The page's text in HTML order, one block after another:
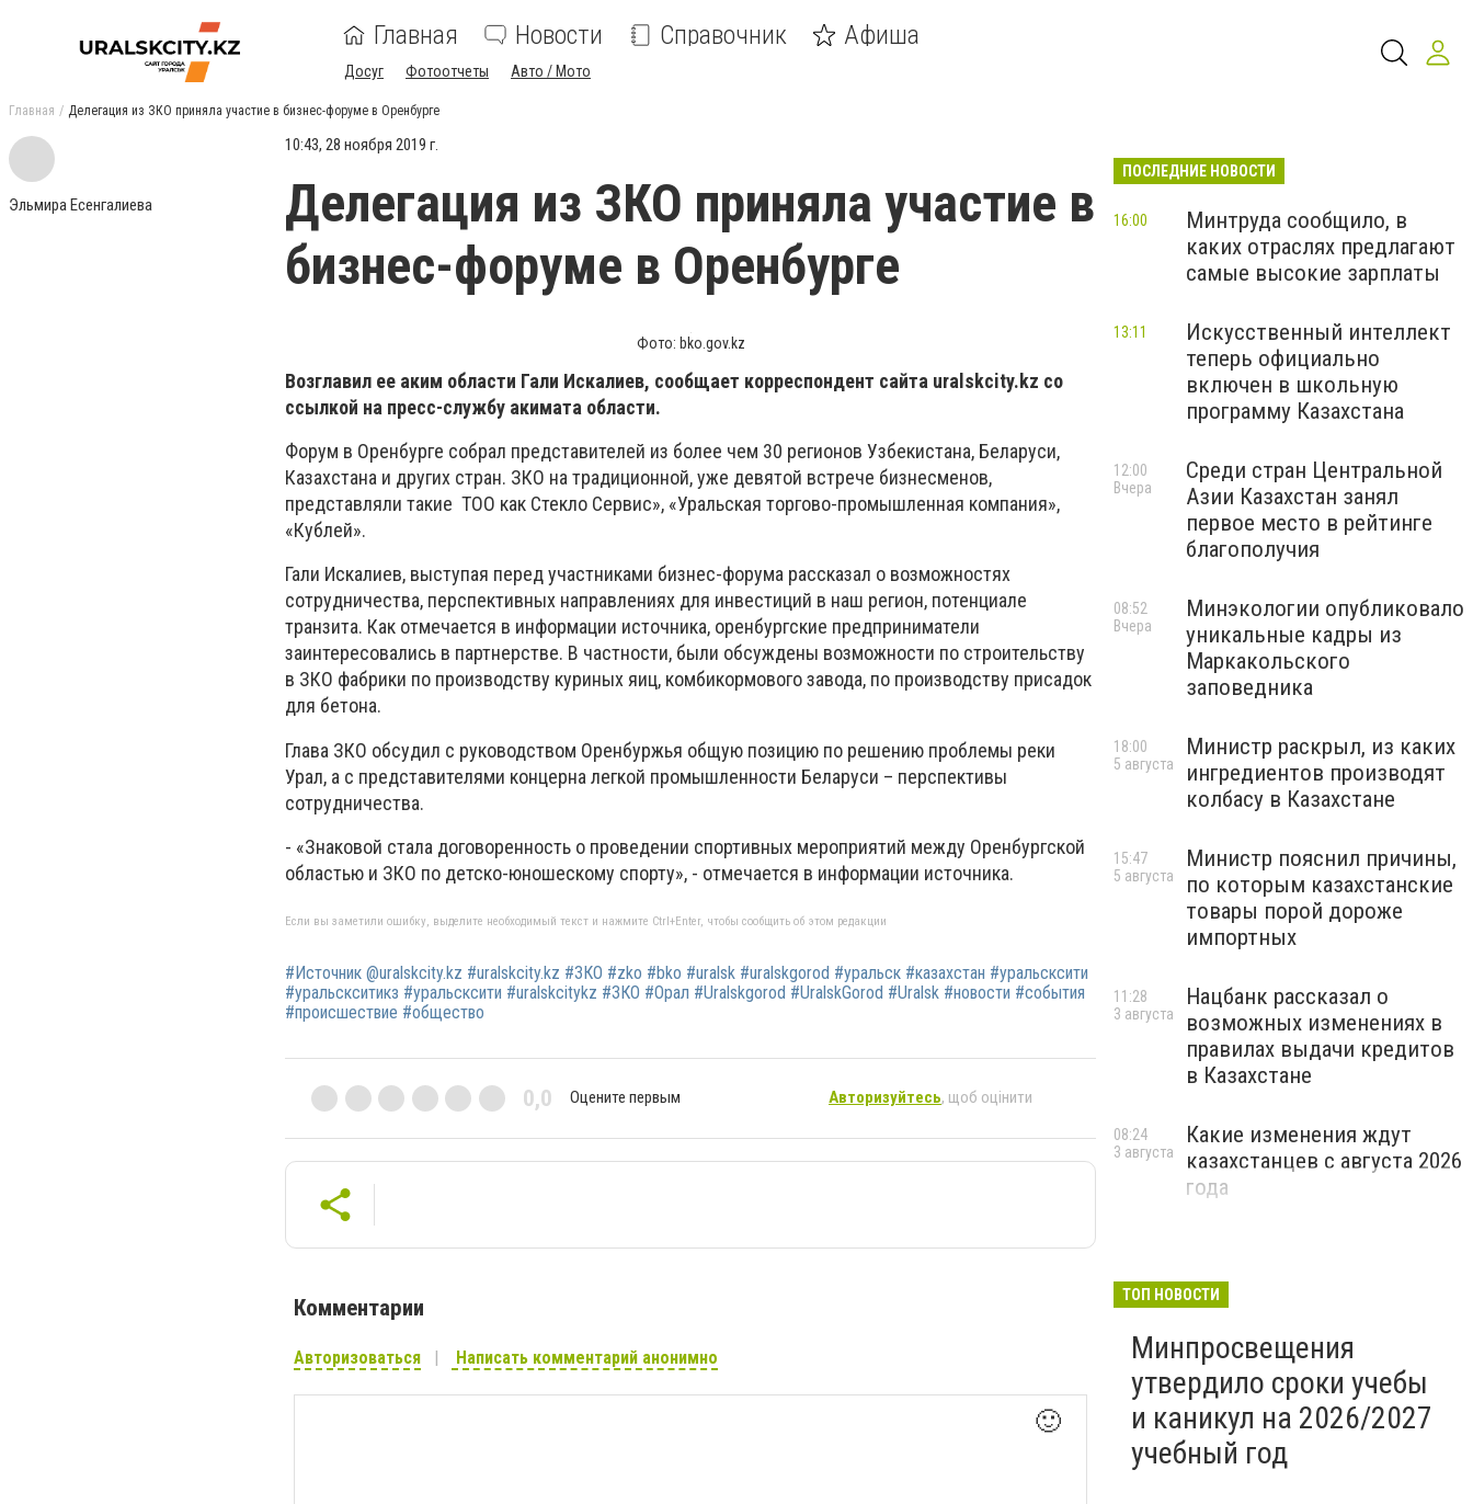
Главная Новости Справочник Афиша
Досуг Фотоотчеты Авто / Мото
Главная Делегация из ЗКО приняла участие в​ бизнес-форуме в Оренбурге
Эльмира Есенгалиева
10:43, 28 ноября 2019 г.
Делегация из ЗКО приняла участие в​
бизнес-форуме в Оренбурге
Фото: bko.gov.kz
Возглавил ее аким области Гали Искалиев, сообщает корреспондент сайта uralskcity.kz со
ссылкой на пресс-службу акимата области.
Форум в Оренбурге собрал представителей из более чем 30 регионов Узбекистана, Беларуси,
Казахстана и других стран. ЗКО на традиционной, уже девятой встрече бизнесменов,
представляли такие ​ ТОО как Стекло Сервис», «Уральская торгово-промышленная компания»,
«Кублей».
Гали Искалиев, выступая перед участниками бизнес-форума рассказал о возможностях
сотрудничества, перспективных направлениях для инвестиций в наш регион, потенциале
транзита. Как отмечается в информации источника, оренбургские предприниматели
заинтересовались в партнерстве. В частности, были обсуждены возможности по строительству
в ЗКО фабрики по производству куриных яиц, комбикормового завода, по производству присадок
для бетона.
Глава ЗКО обсудил с руководством Оренбуржья общую позицию по решению проблемы реки
Урал, а с представителями концерна легкой промышленности Беларуси – перспективы
сотрудничества.
- «Знаковой стала договоренность о проведении спортивных мероприятий между Оренбургской
областью и ЗКО по детско-юношескому спорту», - отмечается в информации источника.
Если вы заметили ошибку, выделите необходимый текст и нажмите Ctrl+Enter, чтобы сообщить об этом редакции
#Источник @uralskcity.kz #uralskcity.kz #ЗКО #zko #bko #uralsk #uralskgorod #уральск #казахстан #уральсксити
#уральскситикз #уральсксити #uralskcitykz #ЗКО #Орал #Uralskgorod #UralskGorod #Uralsk #новости #события
#происшествие #общество
0,0 Оцените первым Авторизуйтесь, щоб оцінити
Комментарии
Авторизоваться Написать комментарий анонимно
🙂
ПОСЛЕДНИЕ НОВОСТИ
Минтруда сообщило, в
каких отраслях предлагают
самые высокие зарплаты
16:00
Искусственный интеллект
теперь официально
включен в школьную
программу Казахстана
13:11
Среди стран Центральной
Азии Казахстан занял
первое место в рейтинге
благополучия
12:00
Вчера
Минэкологии опубликовало
уникальные кадры из
Маркакольского
заповедника
08:52
Вчера
Министр раскрыл, из каких
ингредиентов производят
колбасу в Казахстане
18:00
5 августа
Министр пояснил причины,
по которым казахстанские
товары порой дороже
импортных
15:47
5 августа
Нацбанк рассказал о
возможных изменениях в
правилах выдачи кредитов
в Казахстане
11:28
3 августа
Какие изменения ждут
казахстанцев с августа 2026
года
08:24
3 августа
ТОП НОВОСТИ
Минпросвещения
утвердило сроки учебы
и каникул на 2026/2027
учебный год